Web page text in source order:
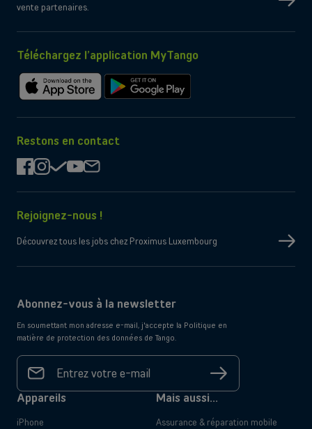
vente partenaires.
Téléchargez l’application MyTango
sur
Store
sur
Play
Restons en contact
facebook
instagram
checkyoutube
mail
Rejoignez-nous !
Découvrez tous les jobs chez Proximus Luxembourg
Abonnez-vous à la newsletter
En soumettant mon adresse e-mail, j'accepte la Politique en
matière de protection des données de Tango.
Votre
adresse
e-mail* S'inscrire
Appareils
iPhone
Mais aussi...
Assurance & réparation mobile